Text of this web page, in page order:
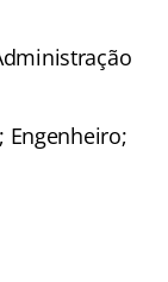
Engenheiro;